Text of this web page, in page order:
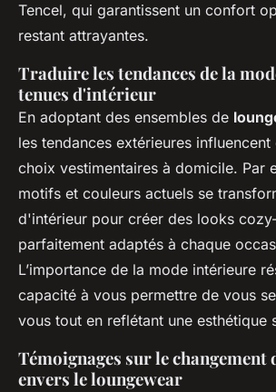
Tencel, qui garantissent un confort
restant attrayantes.
Traduire les tendances de la
tenues d'intérieur
En adoptant des ensembles de
les tendances extérieures
choix vestimentaires à domicile. Par
motifs et couleurs actuels se
d'intérieur pour créer des looks
parfaitement adaptés à chaque
L’importance de la mode intérieure
capacité à vous permettre de vous
vous tout en reflétant une esthétique
Témoignages sur le changement
envers le loungewear